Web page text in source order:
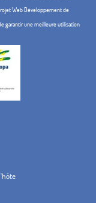
Web Développement de
garantir une meilleure utilisation